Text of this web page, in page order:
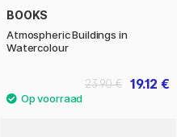
BOOKS
Atmospheric Buildings in
Watercolour
19.12 €
23.90 €